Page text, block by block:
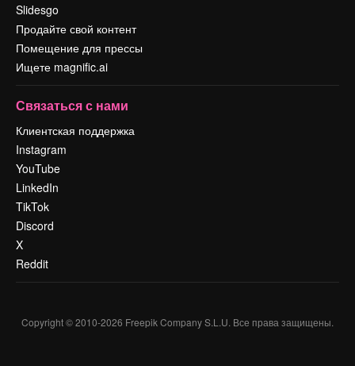
Slidesgo
Продайте свой контент
Помещение для прессы
Ищете magnific.ai
Связаться с нами
Клиентская поддержка
Instagram
YouTube
LinkedIn
TikTok
Discord
X
Reddit
Copyright © 2010-2026 Freepik Company S.L.U. Все права защищены.